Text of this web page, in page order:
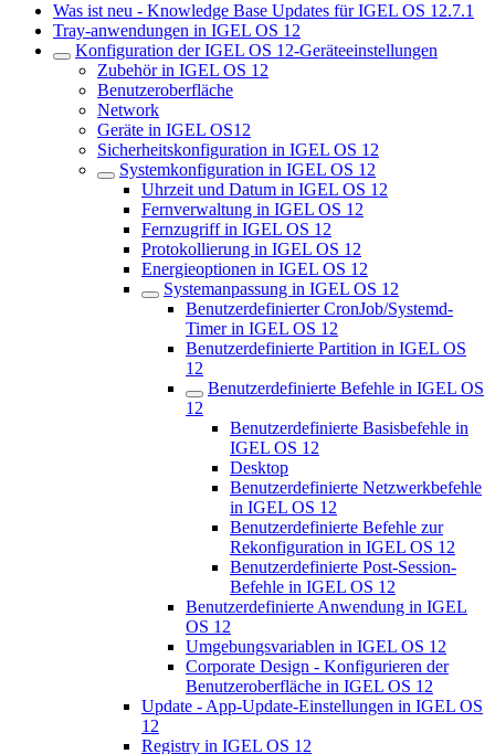
Was ist neu - Knowledge Base Updates für IGEL OS 12.7.1
Tray-anwendungen in IGEL OS 12
Konfiguration der IGEL OS 12-Geräteeinstellungen
Zubehör in IGEL OS 12
Benutzeroberfläche
Network
Geräte in IGEL OS12
Sicherheitskonfiguration in IGEL OS 12
Systemkonfiguration in IGEL OS 12
Uhrzeit und Datum in IGEL OS 12
Fernverwaltung in IGEL OS 12
Fernzugriff in IGEL OS 12
Protokollierung in IGEL OS 12
Energieoptionen in IGEL OS 12
Systemanpassung in IGEL OS 12
Benutzerdefinierter CronJob/Systemd-
Timer in IGEL OS 12
Benutzerdefinierte Partition in IGEL OS
12
Benutzerdefinierte Befehle in IGEL OS
12
Benutzerdefinierte Basisbefehle in
IGEL OS 12
Desktop
Benutzerdefinierte Netzwerkbefehle
in IGEL OS 12
Benutzerdefinierte Befehle zur
Rekonfiguration in IGEL OS 12
Benutzerdefinierte Post-Session-
Befehle in IGEL OS 12
Benutzerdefinierte Anwendung in IGEL
OS 12
Umgebungsvariablen in IGEL OS 12
Corporate Design - Konfigurieren der
Benutzeroberfläche in IGEL OS 12
Update - App-Update-Einstellungen in IGEL OS
12
Registry in IGEL OS 12